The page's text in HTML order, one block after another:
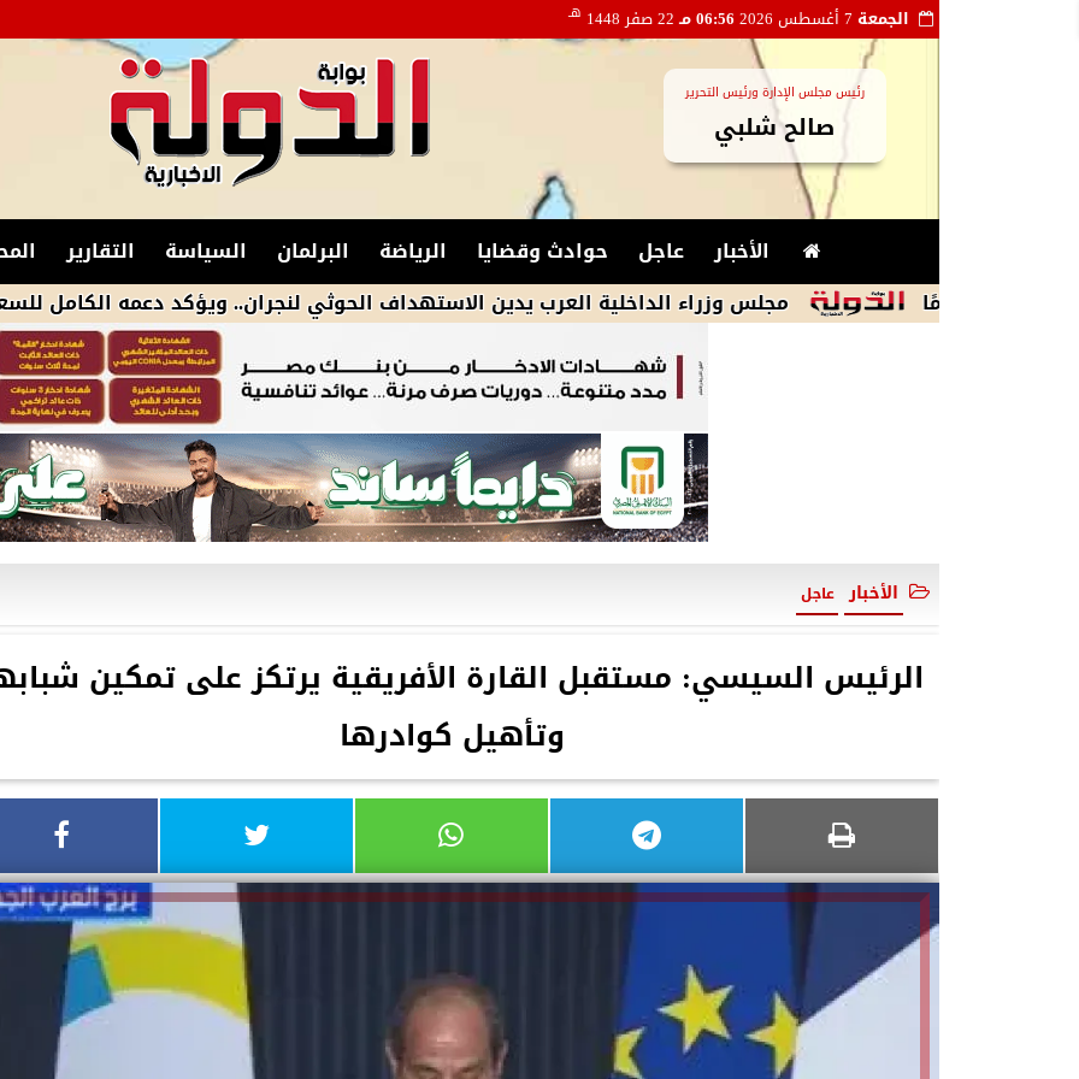
الجمعة 06:56 مـ 22 صفر 1448 هـ
رئيس مجلس الإدارة ورئيس التحرير
صالح شلبي
الأخبار عاجل حوادث وقضايا الرياضة البرلمان السياسة التقارير
مجلس وزراء الداخلية العرب يدين الاستهداف الحوثي لنجران.. ويؤكد دعمه الكامل للسعودية في
الأخبار عاجل
الرئيس السيسي: مستقبل القارة الأفريقية يرتكز على تمكين
وتأهيل كوادرها